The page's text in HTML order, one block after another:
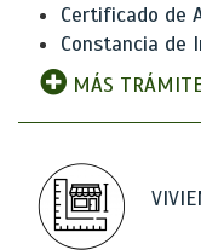
Certificado de
Constancia de
MÁS